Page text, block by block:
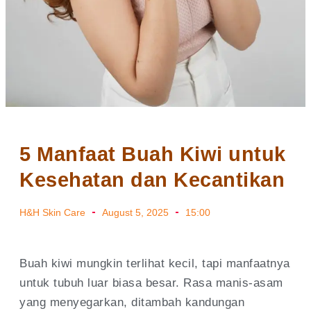
5 Manfaat Buah Kiwi untuk
Kesehatan dan Kecantikan
H&H Skin Care August 5, 2025 15:00
Buah kiwi mungkin terlihat kecil, tapi manfaatnya
untuk tubuh luar biasa besar. Rasa manis-asam
yang menyegarkan, ditambah kandungan